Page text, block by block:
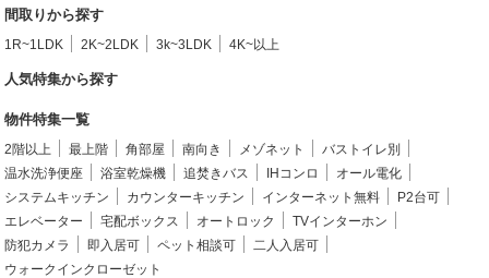
間取りから探す
1R~1LDK 2K~2LDK 3k~3LDK 4K~以上
人気特集から探す
物件特集一覧
2階以上 最上階 角部屋 南向き メゾネット
バストイレ別
温水洗浄便座
浴室乾燥機 追焚きバス IHコンロ
オール電化
システムキッチン
カウンターキッチン インターネット無料
P2台可
エレベーター
宅配ボックス オートロック
TVインターホン
防犯カメラ
即入居可 ペット相談可
二人入居可
ウォークインクローゼット